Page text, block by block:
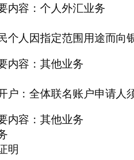
内容：个人外汇业务
个人因指定范围用途而向
内容：其他业务
户：全体联名账户申请人
内容：其他业务
明